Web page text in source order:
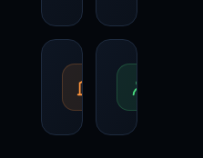
EMPRESAS
Empresas